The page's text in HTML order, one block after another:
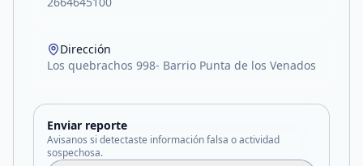
Dirección
Los quebrachos 998- Barrio Punta de los Venados
Enviar reporte
Avisanos si detectaste información falsa o actividad
sospechosa.